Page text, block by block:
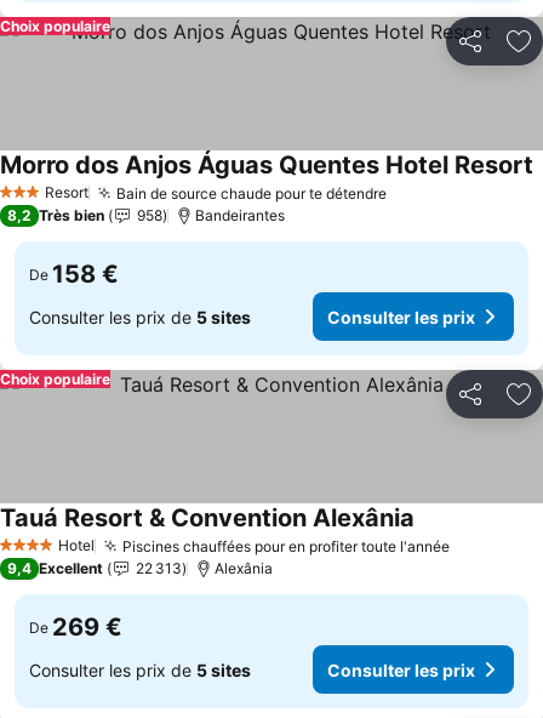
Partager
Choix populaire
3 ÉtoilesResort Bain de source chaude pour te détendre
Morro dos Anjos Águas Quentes Hotel Resort
8,2 Très bien 958 Bandeirantes
De 158 €
Consulter les prix de 5 sites Consulter les prix
Partager
Choix populaire
4 Étoiles Hotel Piscines chauffées pour en profiter toute l'année
Tauá Resort & Convention Alexânia
9,4 Excellent 22 313 Alexânia
De 269 €
Consulter les prix de 5 sites Consulter les prix